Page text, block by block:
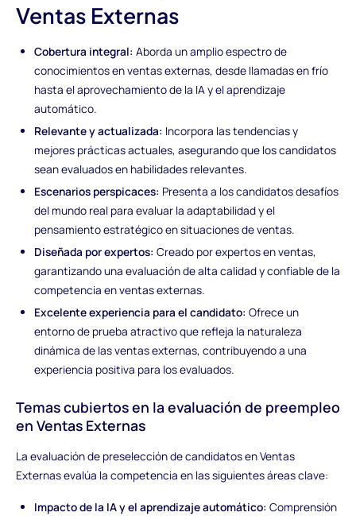
Ventas Externas
Cobertura integral: Aborda un amplio espectro de
conocimientos en ventas externas, desde llamadas en frío
hasta el aprovechamiento de la IA y el aprendizaje
automático.
Relevante y actualizada: Incorpora las tendencias y
mejores prácticas actuales, asegurando que los candidatos
sean evaluados en habilidades relevantes.
Escenarios perspicaces: Presenta a los candidatos desafíos
del mundo real para evaluar la adaptabilidad y el
pensamiento estratégico en situaciones de ventas.
Diseñada por expertos: Creado por expertos en ventas,
garantizando una evaluación de alta calidad y confiable de la
competencia en ventas externas.
Excelente experiencia para el candidato: Ofrece un
entorno de prueba atractivo que refleja la naturaleza
dinámica de las ventas externas, contribuyendo a una
experiencia positiva para los evaluados.
Temas cubiertos en la evaluación de preempleo
en Ventas Externas
La evaluación de preselección de candidatos en Ventas
Externas evalúa la competencia en las siguientes áreas clave:
Impacto de la IA y el aprendizaje automático: Comprensión